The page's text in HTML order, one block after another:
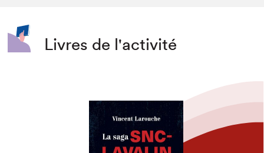
Livres de l'activité